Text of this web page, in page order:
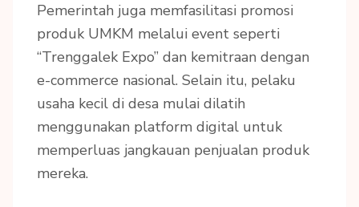
Pemerintah juga memfasilitasi promosi
produk UMKM melalui event seperti
“Trenggalek Expo” dan kemitraan dengan
e-commerce nasional. Selain itu, pelaku
usaha kecil di desa mulai dilatih
menggunakan platform digital untuk
memperluas jangkauan penjualan produk
mereka.